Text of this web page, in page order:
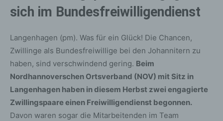
sich im Bundesfreiwilligendienst
Langenhagen (pm). Was für ein Glück! Die Chancen,
Zwillinge als Bundesfreiwillige bei den Johannitern zu
haben, sind verschwindend gering. Beim
Nordhannoverschen Ortsverband (NOV) mit Sitz in
Langenhagen haben in diesem Herbst zwei engagierte
Zwillingspaare einen Freiwilligendienst begonnen.
Davon waren sogar die Mitarbeitenden im Team